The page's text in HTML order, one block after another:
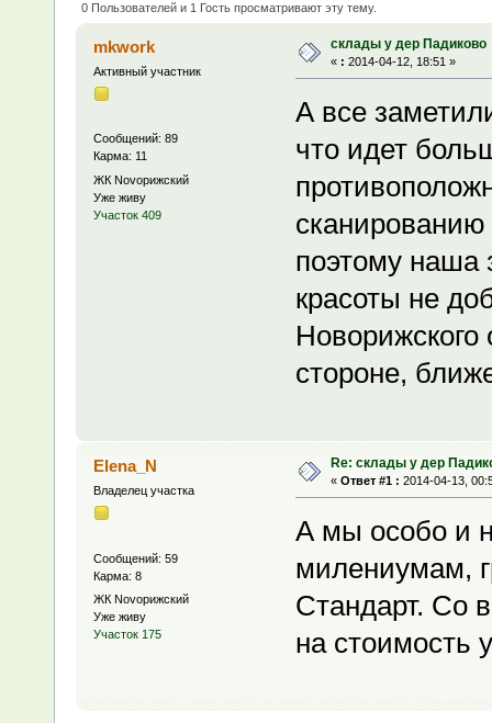
0 Пользователей и 1 Гость просматривают эту тему.
mkwork
Активный участник
Сообщений: 89
Карма: 11
ЖК Novoрижский
Уже живу
Участок 409
склады у дер Падиково
« : 2014-04-12, 18:51 »
А все
что идет
поэтому наша
красоты не
Новорижского
стороне,
Elena_N
Владелец участка
Сообщений: 59
Карма: 8
ЖК Novoрижский
Уже живу
Участок 175
Re: склады у дер
« Ответ #1 : 2014-04-13,
А мы особо и
милениумам,
Стандарт. Со
на стоимость